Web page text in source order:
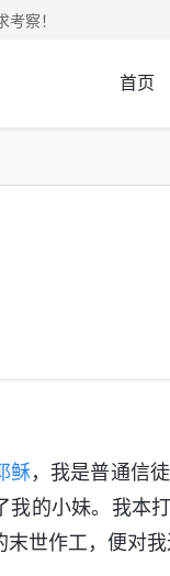
察！
首页
稣，我是普通信
我的小妹。我本
世作工，便对我